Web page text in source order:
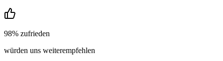
98% zufrieden
würden uns weiterempfehlen